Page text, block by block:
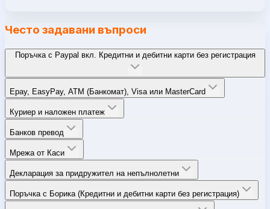
Често задавани въпроси
Поръчка с Paypal вкл. Кредитни и дебитни карти без регистрация
Epay, EasyPay, ATM (Банкомат), Visa или MasterCard
Куриер и наложен платеж
Банков превод
Мрежа от Каси
Декларация за придружител на непълнолетни
Поръчка с Борика (Кредитни и дебитни карти без регистрация)